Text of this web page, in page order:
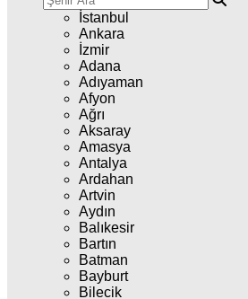
İstanbul
Ankara
İzmir
Adana
Adıyaman
Afyon
Ağrı
Aksaray
Amasya
Antalya
Ardahan
Artvin
Aydın
Balıkesir
Bartın
Batman
Bayburt
Bilecik